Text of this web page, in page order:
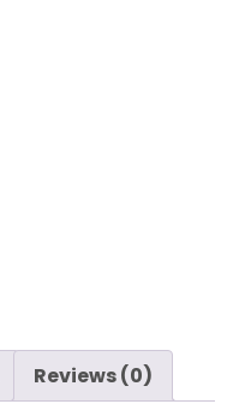
Reviews (0)